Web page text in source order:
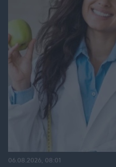
06.08.2026, 08:01